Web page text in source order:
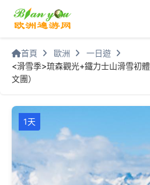
首頁 歐洲
一日遊
<滑雪季>琉森觀光+鐵力士山滑雪初
文團）
1天